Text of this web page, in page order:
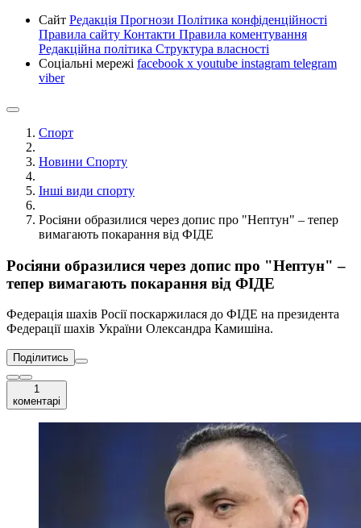
Сайт Редакція Прогнози Політика конфіденційності
Правила сайту Контакти Правила коментування
Редакційна політика Структура власності
Соціальні мережі facebook x youtube instagram telegram
viber
Спорт
Новини Спорту
Інші види спорту
Росіяни образилися через допис про "Нептун" – тепер
вимагають покарання від ФІДЕ
Росіяни образилися через допис про "Нептун" –
тепер вимагають покарання від ФІДЕ
Федерація шахів Росії поскаржилася до ФІДЕ на президента
Федерації шахів України Олександра Камишіна.
Поділитись
1
коментарі